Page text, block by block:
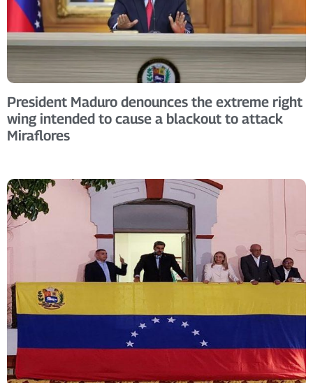
President Maduro denounces the extreme right
wing intended to cause a blackout to attack
Miraflores